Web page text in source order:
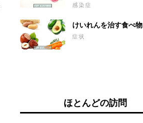
感染症
けいれんを治す食べ物
症状
ほとんどの訪問